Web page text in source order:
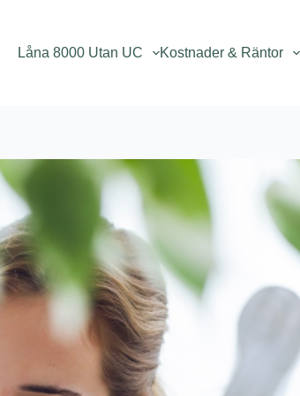
Låna 8000 Utan UC Kostnader & Räntor